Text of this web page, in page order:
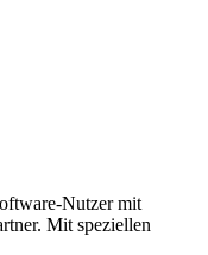
Nutzer mit
Mit speziellen